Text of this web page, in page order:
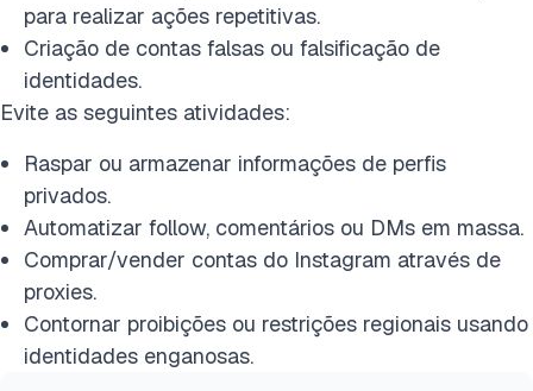
para realizar ações repetitivas.
Criação de contas falsas ou falsificação de
identidades.
Evite as seguintes atividades:
Raspar ou armazenar informações de perfis
privados.
Automatizar follow, comentários ou DMs em massa.
Comprar/vender contas do Instagram através de
proxies.
Contornar proibições ou restrições regionais usando
identidades enganosas.